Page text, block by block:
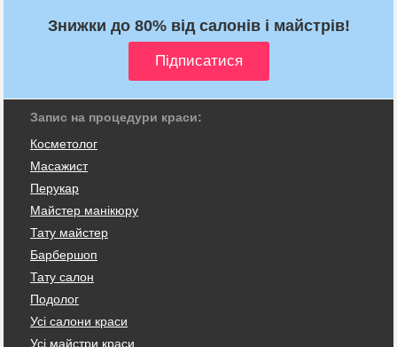
Знижки до 80% від салонів і майстрів!
Запис на процедури краси:
Косметолог
Масажист
Перукар
Майстер манікюру
Тату майстер
Барбершоп
Тату салон
Подолог
Усі салони краси
Усі майстри краси